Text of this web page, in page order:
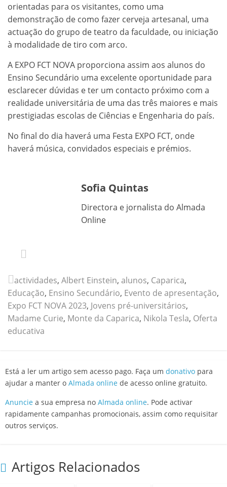
orientadas para os visitantes, como uma
demonstração de como fazer cerveja artesanal, uma
actuação do grupo de teatro da faculdade, ou iniciação
à modalidade de tiro com arco.
A EXPO FCT NOVA proporciona assim aos alunos do
Ensino Secundário uma excelente oportunidade para
esclarecer dúvidas e ter um contacto próximo com a
realidade universitária de uma das três maiores e mais
prestigiadas escolas de Ciências e Engenharia do país.
No final do dia haverá uma Festa EXPO FCT, onde
haverá música, convidados especiais e prémios.
Sofia Quintas
Directora e jornalista do Almada
Online
actividades, Albert Einstein, alunos, Caparica,
Educação, Ensino Secundário, Evento de apresentação,
Expo FCT NOVA 2023, Jovens pré-universitários,
Madame Curie, Monte da Caparica, Nikola Tesla, Oferta
educativa
Está a ler um artigo sem acesso pago. Faça um donativo para
ajudar a manter o Almada online de acesso online gratuito.
Anuncie a sua empresa no Almada online. Pode activar
rapidamente campanhas promocionais, assim como requisitar
outros serviços.
Artigos Relacionados